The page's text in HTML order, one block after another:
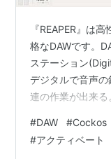
『REAPER』は
格なDAWです。
ステーション
デジタルで音声
連の作業が出来
WindowsXP時代
た。 当時は『
#DAW #Cockos
#アクティベート